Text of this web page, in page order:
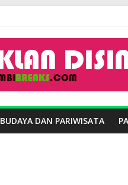
BUDAYA DAN PARIWISATA